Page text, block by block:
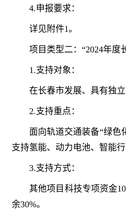
4.申报要求：
详见附件1。
项目类型二：“2024年度
1.支持对象：
在长春市发展、具有独
2.支持重点：
面向轨道交通装备“绿色
支持氢能、动力电池、智能
3.支持方式：
其他项目科技专项资金
余30%。